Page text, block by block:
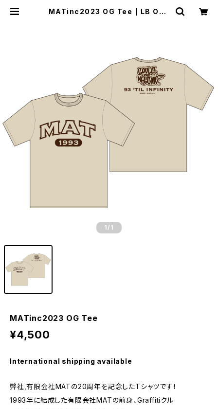
MATinc2023 OG Tee | LB Onli
1 /1
MATinc2023 OG Tee
¥4,500
International shipping available
弊社,有限会社MATの20周年を記念したTシャツです！
1993年に結成した有限会社MATの前身、Graffitiクル